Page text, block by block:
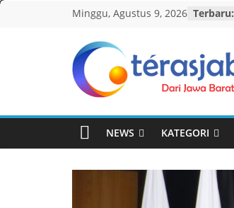
Skip
Minggu, Agustus 9, 2026 Terbaru:
Teras
Jabar
NEWS KATEGORI